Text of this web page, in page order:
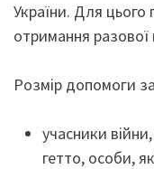
України. Для цього
отримання
Розмір допомоги
учасники
гетто, особи,